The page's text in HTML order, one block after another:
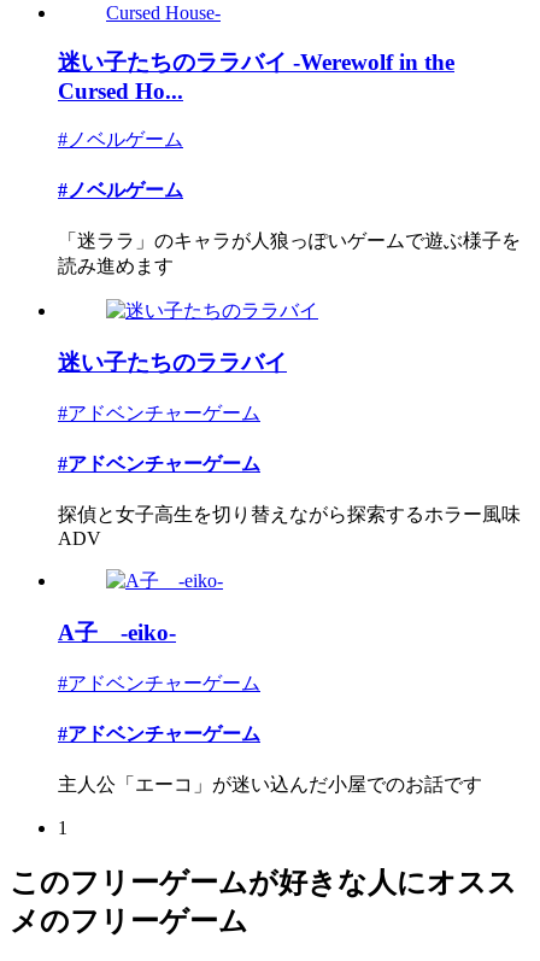
迷い子たちのララバイ -Werewolf in the
Cursed Ho...
#ノベルゲーム
#ノベルゲーム
「迷ララ」のキャラが人狼っぽいゲームで遊ぶ様子を
読み進めます
迷い子たちのララバイ
#アドベンチャーゲーム
#アドベンチャーゲーム
探偵と女子高生を切り替えながら探索するホラー風味
ADV
A子 -eiko-
#アドベンチャーゲーム
#アドベンチャーゲーム
主人公「エーコ」が迷い込んだ小屋でのお話です
1
このフリーゲームが好きな人にオスス
メのフリーゲーム